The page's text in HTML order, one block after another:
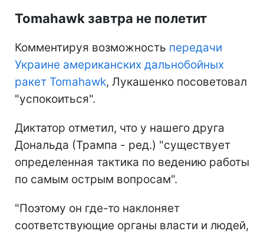
Tomahawk завтра не полетит
Комментируя возможность передачи
Украине американских дальнобойных
ракет Tomahawk, Лукашенко посоветовал
"успокоиться".
Диктатор отметил, что у нашего друга
Дональда (Трампа - ред.) "существует
определенная тактика по ведению работы
по самым острым вопросам".
"Поэтому он где-то наклоняет
соответствующие органы власти и людей,